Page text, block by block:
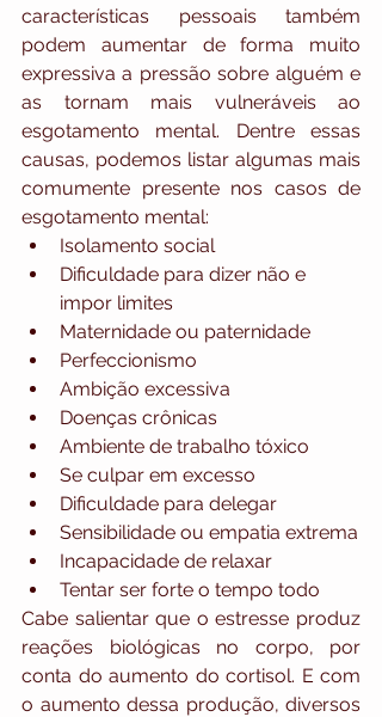
características pessoais também
podem aumentar de forma muito
expressiva a pressão sobre alguém e
as tornam mais vulneráveis ao
esgotamento mental. Dentre essas
causas, podemos listar algumas mais
comumente presente nos casos de
esgotamento mental:
Isolamento social
Dificuldade para dizer não e
impor limites
Maternidade ou paternidade
Perfeccionismo
Ambição excessiva
Doenças crônicas
Ambiente de trabalho tóxico
Se culpar em excesso
Dificuldade para delegar
Sensibilidade ou empatia extrema
Incapacidade de relaxar
Tentar ser forte o tempo todo
Cabe salientar que o estresse produz
reações biológicas no corpo, por
conta do aumento do cortisol. E com
o aumento dessa produção, diversos